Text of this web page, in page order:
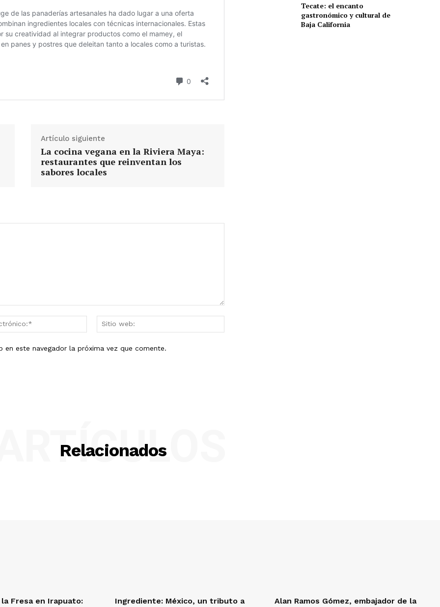
Artículo siguiente
La cocina vegana en la Riviera Maya:
restaurantes que reinventan los
sabores locales
Correo
electrónico:*
web:
este navegador la próxima vez que comente.
Tecate: el encanto
gastronómico y cultural de
Baja California
Relacionados
ARTÍCULOS
Fresa en Irapuato:
Ingrediente: México, un tributo a
Alan Ramos Gómez, embajador de la